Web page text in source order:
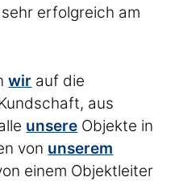
sehr erfolgreich am
wir auf die
aus
unsere Objekte in
von unserem
einem Objektleiter